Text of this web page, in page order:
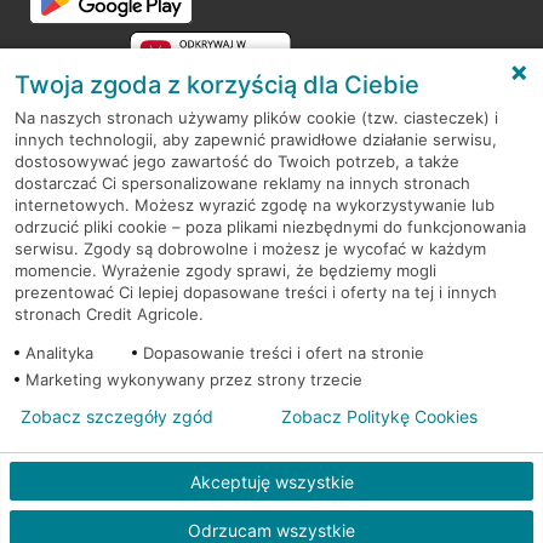
RODO
Regulamin serwisu
Mapa serwisu
PolitykaCookies
© 2026 Credit Agricole Bank Polska S.A. Wszelkie prawa zastrzeżone
Twoja zgoda z korzyścią dla Ciebie
Na naszych stronach używamy plików cookie (tzw. ciasteczek) i
innych technologii, aby zapewnić prawidłowe działanie serwisu,
dostosowywać jego zawartość do Twoich potrzeb, a także
dostarczać Ci spersonalizowane reklamy na innych stronach
internetowych. Możesz wyrazić zgodę na wykorzystywanie lub
odrzucić pliki cookie – poza plikami niezbędnymi do funkcjonowania
serwisu. Zgody są dobrowolne i możesz je wycofać w każdym
momencie. Wyrażenie zgody sprawi, że będziemy mogli
prezentować Ci lepiej dopasowane treści i oferty na tej i innych
stronach Credit Agricole.
Analityka
Dopasowanie treści i ofert na stronie
Marketing wykonywany przez strony trzecie
Akceptuję wszystkie
Odrzucam wszystkie
Zobacz szczegóły zgód Zobacz Politykę Cookies